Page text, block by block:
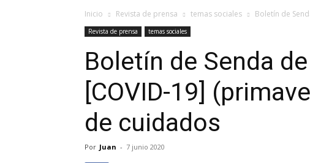
Inicio Revista de prensa temas sociales Boletín de
Revista de prensa temas sociales
Boletín de Senda
[COVID-19]
de cuidados
Por Juan - 7 junio 2020